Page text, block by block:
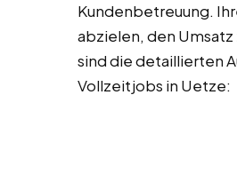
Kundenbetreuung.
abzielen, den
sind die detaillierten
Vollzeitjobs in Uetze: